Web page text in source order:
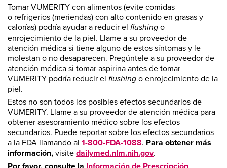
Tomar VUMERITY con alimentos (evite comidas
o refrigerios (meriendas) con alto contenido en grasas y
calorías) podría ayudar a reducir el flushingo
enrojecimiento de la piel. Llame a su proveedor de
atención médica si tiene alguno de estos síntomas y le
molestan o no desaparecen. Pregúntele a su proveedor de
atención médica si tomar aspirina antes de tomar
VUMERITY podría reducir el flushingo enrojecimiento de la
piel.
Estos no son todos los posibles efectos secundarios de
VUMERITY. Llame a su proveedor de atención médica para
obtener asesoramiento médico sobre los efectos
secundarios. Puede reportar sobre los efectos secundarios
a la FDA llamando al 1-800-FDA-1088. Para obtener más
información,visitedailymed.nlm.nih.gov.